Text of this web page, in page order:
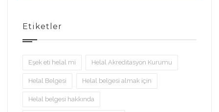
Etiketler
Eşek eti helal mi Helal Akreditasyon Kurumu
Helal Belgesi Helal belgesi almak için
Helal belgesi hakkında